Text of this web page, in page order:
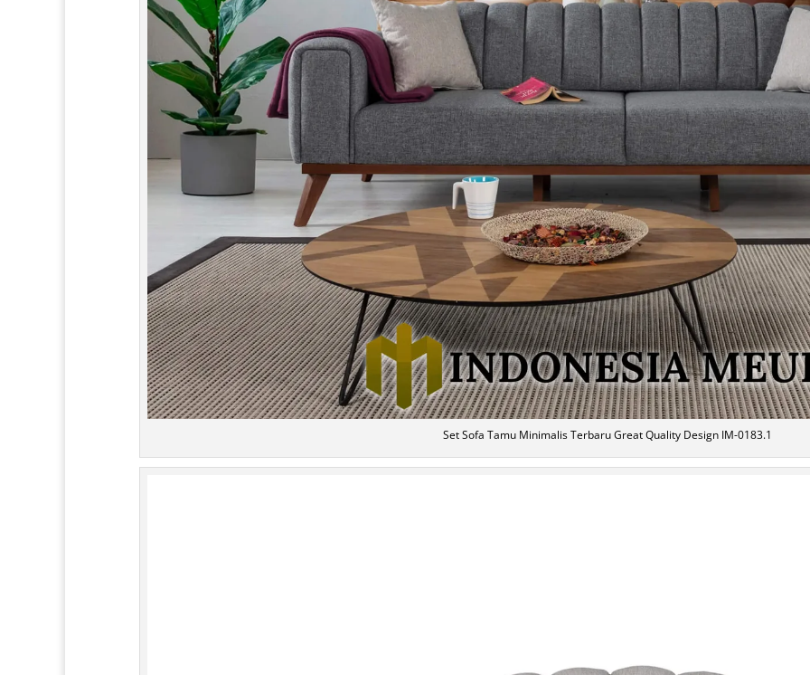
Set Sofa Tamu Minimalis Terbaru Great Quality Design IM-0183.1